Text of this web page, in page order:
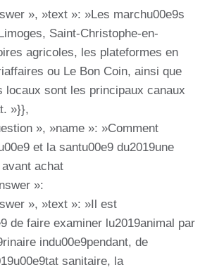
», »text »: »Les marchu00e9s
Saint-Christophe-en-
agricoles, les plateformes en
ou Le Bon Coin, ainsi que
locaux sont les principaux canaux
»}},
», »name »: »Comment
et la santu00e9 du2019une
achat
»:
», »text »: »Il est
de faire examiner lu2019animal par
indu00e9pendant, de
sanitaire, la